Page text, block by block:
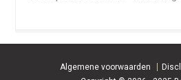
Algemene voorwaarden